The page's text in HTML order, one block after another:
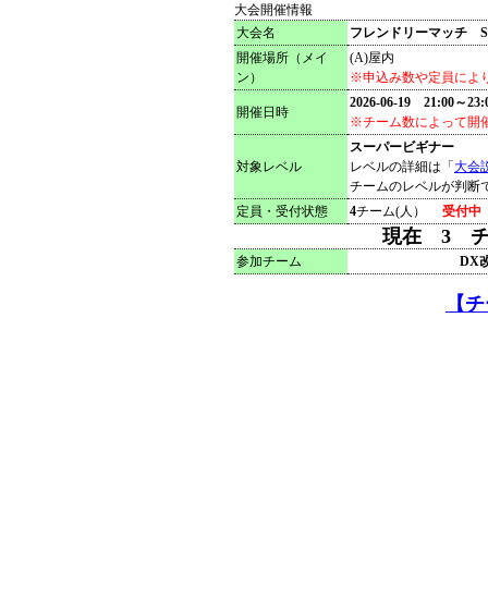
大会開催情報
大会名
フレンドリーマッチ
開催場所（メイ
ン）
(A)屋内
※申込み数や定員によ
開催日時
2026-06-19 21:00～
※チーム数によって開
対象レベル
スーパービギナー
レベルの詳細は「 大会
チームのレベルが判断
定員・受付状態
4チーム(人） 受付中
現在 3 チ
参加チーム DX
【